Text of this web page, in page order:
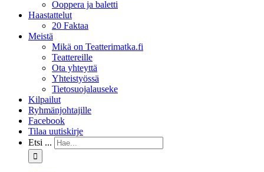
Ooppera ja baletti
Haastattelut
20 Faktaa
Meistä
Mikä on Teatterimatka.fi
Teattereille
Ota yhteyttä
Yhteistyössä
Tietosuojalauseke
Kilpailut
Ryhmänjohtajille
Facebook
Tilaa uutiskirje
Etsi ...